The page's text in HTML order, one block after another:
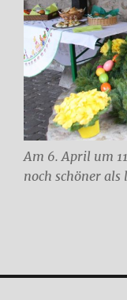
Am 6. April um
noch schöner als